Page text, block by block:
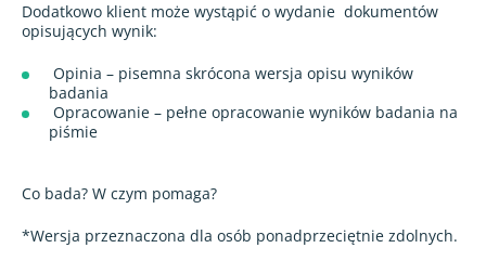
Dodatkowo klient może wystąpić o wydanie dokumentów
opisujących wynik:
Opinia – pisemna skrócona wersja opisu wyników
badania
Opracowanie – pełne opracowanie wyników badania na
piśmie
Co bada? W czym pomaga?
*Wersja przeznaczona dla osób ponadprzeciętnie zdolnych.